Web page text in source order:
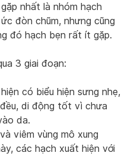
nhất là nhóm hạch
đòn chũm, nhưng cũng
đó hạch bẹn rất ít gặp.
3 giai đoạn:
có biểu hiện sưng nhẹ,
di động tốt vì chưa
da.
viêm vùng mô xung
các hạch xuất hiện với